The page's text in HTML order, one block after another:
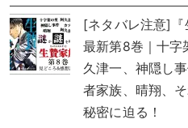
[ネタバレ注意]『
最新第8巻｜十字
久津一、神隠し
者家族、晴翔、
秘密に迫る！